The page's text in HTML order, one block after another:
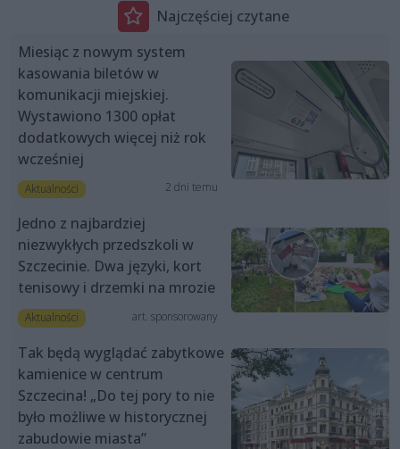
Najczęściej czytane
Miesiąc z nowym system
kasowania biletów w
komunikacji miejskiej.
Wystawiono 1300 opłat
dodatkowych więcej niż rok
wcześniej
Aktualności 2 dni temu
Jedno z najbardziej
niezwykłych przedszkoli w
Szczecinie. Dwa języki, kort
tenisowy i drzemki na mrozie
Aktualności art. sponsorowany
Tak będą wyglądać zabytkowe
kamienice w centrum
Szczecina! „Do tej pory to nie
było możliwe w historycznej
zabudowie miasta”